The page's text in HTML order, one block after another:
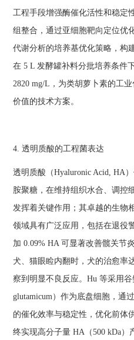
工程手段增强酶催化活性和稳定
组整合，通过亚细胞靶向定位优
代谢分析的培养基优化策略，构
在 5 L 发酵罐补料分批培养条件
2820 mg/L，为类胡萝卜素的工
价值的技术方案。
4. 透明质酸的工程菌表达
透明质酸（Hyaluronic Acid, HA
胺聚糖，在维持组织水合、调控
发挥着关键作用；其卓越的生物
领域具有广泛应用，包括在退役
加 0.09% HA 可显著改善髋关节
犬、猫眼睑内翻时，犬的治愈率
察到明显不良反应。Hu 等采用谷
glutamicum）作为底盘细胞，通
的催化效率与稳定性，优化前体
终实现高分子量 HA（500 kDa）